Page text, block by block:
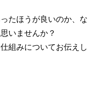
たほうが良いのか、な
いませんか？
組みについてお伝えし